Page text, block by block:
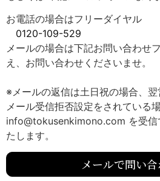
お電話の場合はフリーダイヤル
0120-109-529
メールの場合は下記お問い合わせ
え、お問い合わせくださいませ。
※メールの返信は土日祝の場合、翌
メール受信拒否設定をされている場
info@tokusenkimono.com を受信
たします。
メールで問い